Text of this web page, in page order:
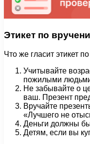
Этикет по
Что же гласит этикет
Учитывайте
пожилыми
Не забывайте о
ваш. Презент
Вручайте
«Лучшего не
Деньги должны
Детям, если вы